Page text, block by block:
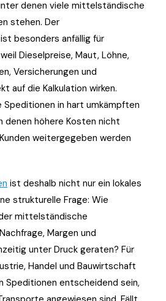
denen viele mittelständische
stehen. Der
besonders anfällig für
Dieselpreise, Maut, Löhne,
Versicherungen und
auf die Kalkulation wirken.
Speditionen in hart umkämpften
denen höhere Kosten nicht
weitergegeben werden
ist deshalb nicht nur ein lokales
strukturelle Frage: Wie
mittelständische
Margen und
unter Druck geraten? Für
Handel und Bauwirtschaft
Speditionen entscheidend sein,